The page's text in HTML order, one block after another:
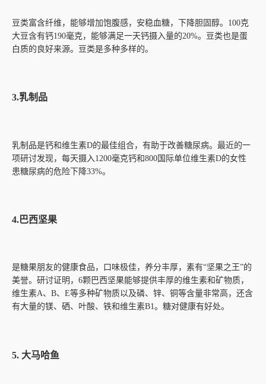
豆类富含纤维，能够增加饱腹感，安稳血糖，下降胆固醇。100克
大豆含有钙190毫克，能够满足一天钙摄入量的20%。豆类也是蛋
白质的良好来源。豆类是多种多样的。
3.乳制品
乳制品是钙和维生素D的最佳组合，有助于改善糖尿病。最近的一
项研讨发现，每天摄入1200毫克钙和800国际单位维生素D的女性
患糖尿病的危险下降33%。
4.巴西坚果
是糖果朋友的健康食品，口味极佳，养分丰厚，素有“坚果之王”的
美誉。研讨证明，6颗巴西坚果能够提供丰厚的维生素和矿物质，
维生素A、B、E等多种矿物质以及磷、锌、铜等含量非常高，还含
有大量的镁、硒、叶酸、铁和维生素B1。糖对健康有好处。
5. 大马哈鱼